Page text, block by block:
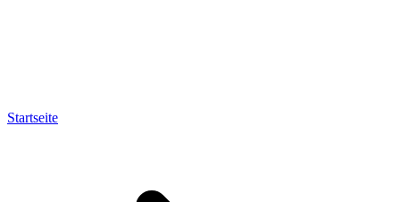
Startseite